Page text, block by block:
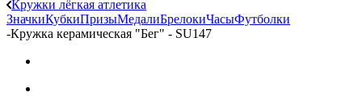
Кружки лёгкая атлетика
ЗначкиКубкиПризыМедалиБрелокиЧасыФутболки
-Кружка керамическая "Бег" - SU147